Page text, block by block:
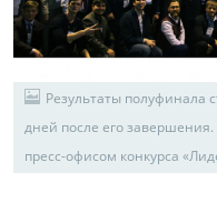
Результаты полуфинала
дней после его
пресс-офисом конкурса